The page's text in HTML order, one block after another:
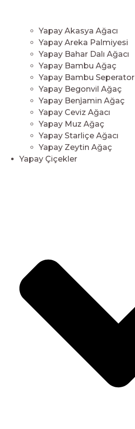
Yapay Akasya Ağacı
Yapay Areka Palmiyesi
Yapay Bahar Dalı Ağacı
Yapay Bambu Ağaç
Yapay Bambu Seperator
Yapay Begonvil Ağaç
Yapay Benjamin Ağaç
Yapay Ceviz Ağacı
Yapay Muz Ağaç
Yapay Starliçe Ağacı
Yapay Zeytin Ağaç
Yapay Çiçekler